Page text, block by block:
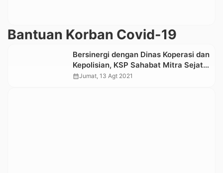
Bantuan Korban Covid-19
Bersinergi dengan Dinas Koperasi dan
Kepolisian, KSP Sahabat Mitra Sejati
dan Bank Sampoerna Berbagi
calendar_monthJumat, 13 Agt 2021